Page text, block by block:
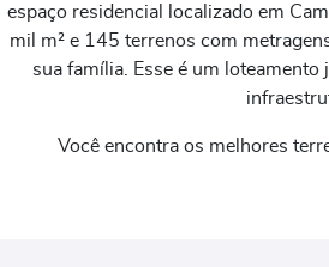
espaço residencial localizado em
mil m² e 145 terrenos com
sua família. Esse é um
Você encontra os melhores